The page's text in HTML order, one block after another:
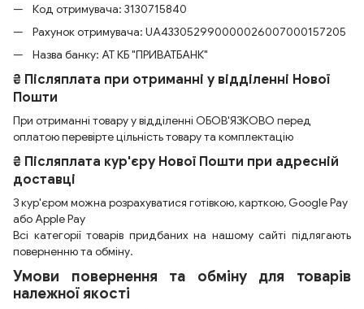
Код отримувача: 3130715840
Рахунок отримувача: UA433052990000026007000157205
Назва банку: АТ КБ "ПРИВАТБАНК"
₴ Післяплата при отриманні у відділенні Нової
Пошти
При отриманні товару у відділенні ОБОВ'ЯЗКОВО перед
оплатою перевірте цільність товару та комплектацію
₴ Післяплата кур'єру Нової Пошти при адресній
доставці
З кур'єром можна розрахуватися готівкою, карткою, Google Pay
або Apple Pay
Всі категорії товарів придбаних на нашому сайті підлягають
поверненню та обміну.
Умови повернення та обміну для товарів
належної якості